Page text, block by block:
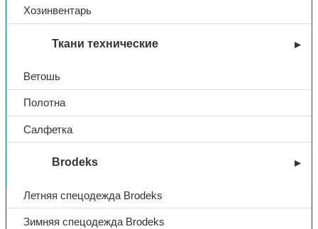
Хозинвентарь
Ткани технические
Ветошь
Полотна
Салфетка
Brodeks
Летняя спецодежда Brodeks
Зимняя спецодежда Brodeks
Вы недавно смотрели
Контакты